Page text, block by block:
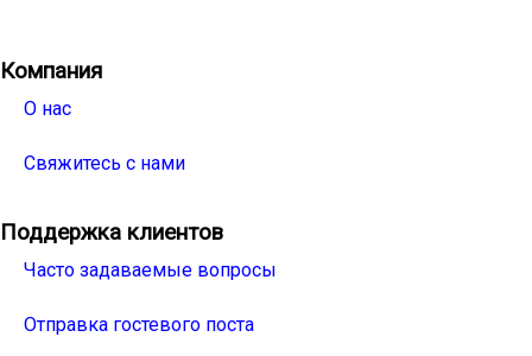
Компания
О нас
Свяжитесь с нами
Поддержка клиентов
Часто задаваемые вопросы
Отправка гостевого поста